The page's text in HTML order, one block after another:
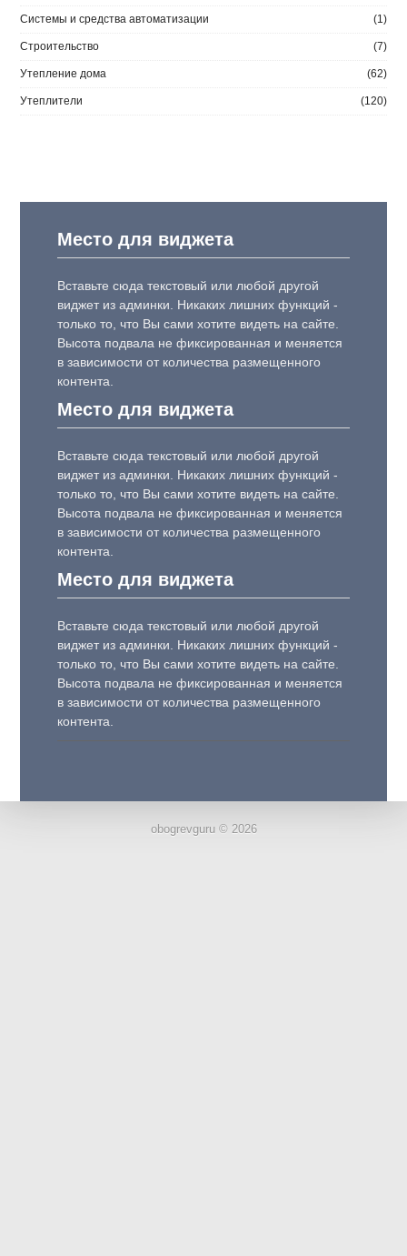
Системы и средства автоматизации (1)
Строительство (7)
Утепление дома (62)
Утеплители (120)
Место для виджета
Вставьте сюда текстовый или любой другой
виджет из админки. Никаких лишних функций -
только то, что Вы сами хотите видеть на сайте.
Высота подвала не фиксированная и меняется
в зависимости от количества размещенного
контента.
Место для виджета
Вставьте сюда текстовый или любой другой
виджет из админки. Никаких лишних функций -
только то, что Вы сами хотите видеть на сайте.
Высота подвала не фиксированная и меняется
в зависимости от количества размещенного
контента.
Место для виджета
Вставьте сюда текстовый или любой другой
виджет из админки. Никаких лишних функций -
только то, что Вы сами хотите видеть на сайте.
Высота подвала не фиксированная и меняется
в зависимости от количества размещенного
контента.
obogrevguru © 2026